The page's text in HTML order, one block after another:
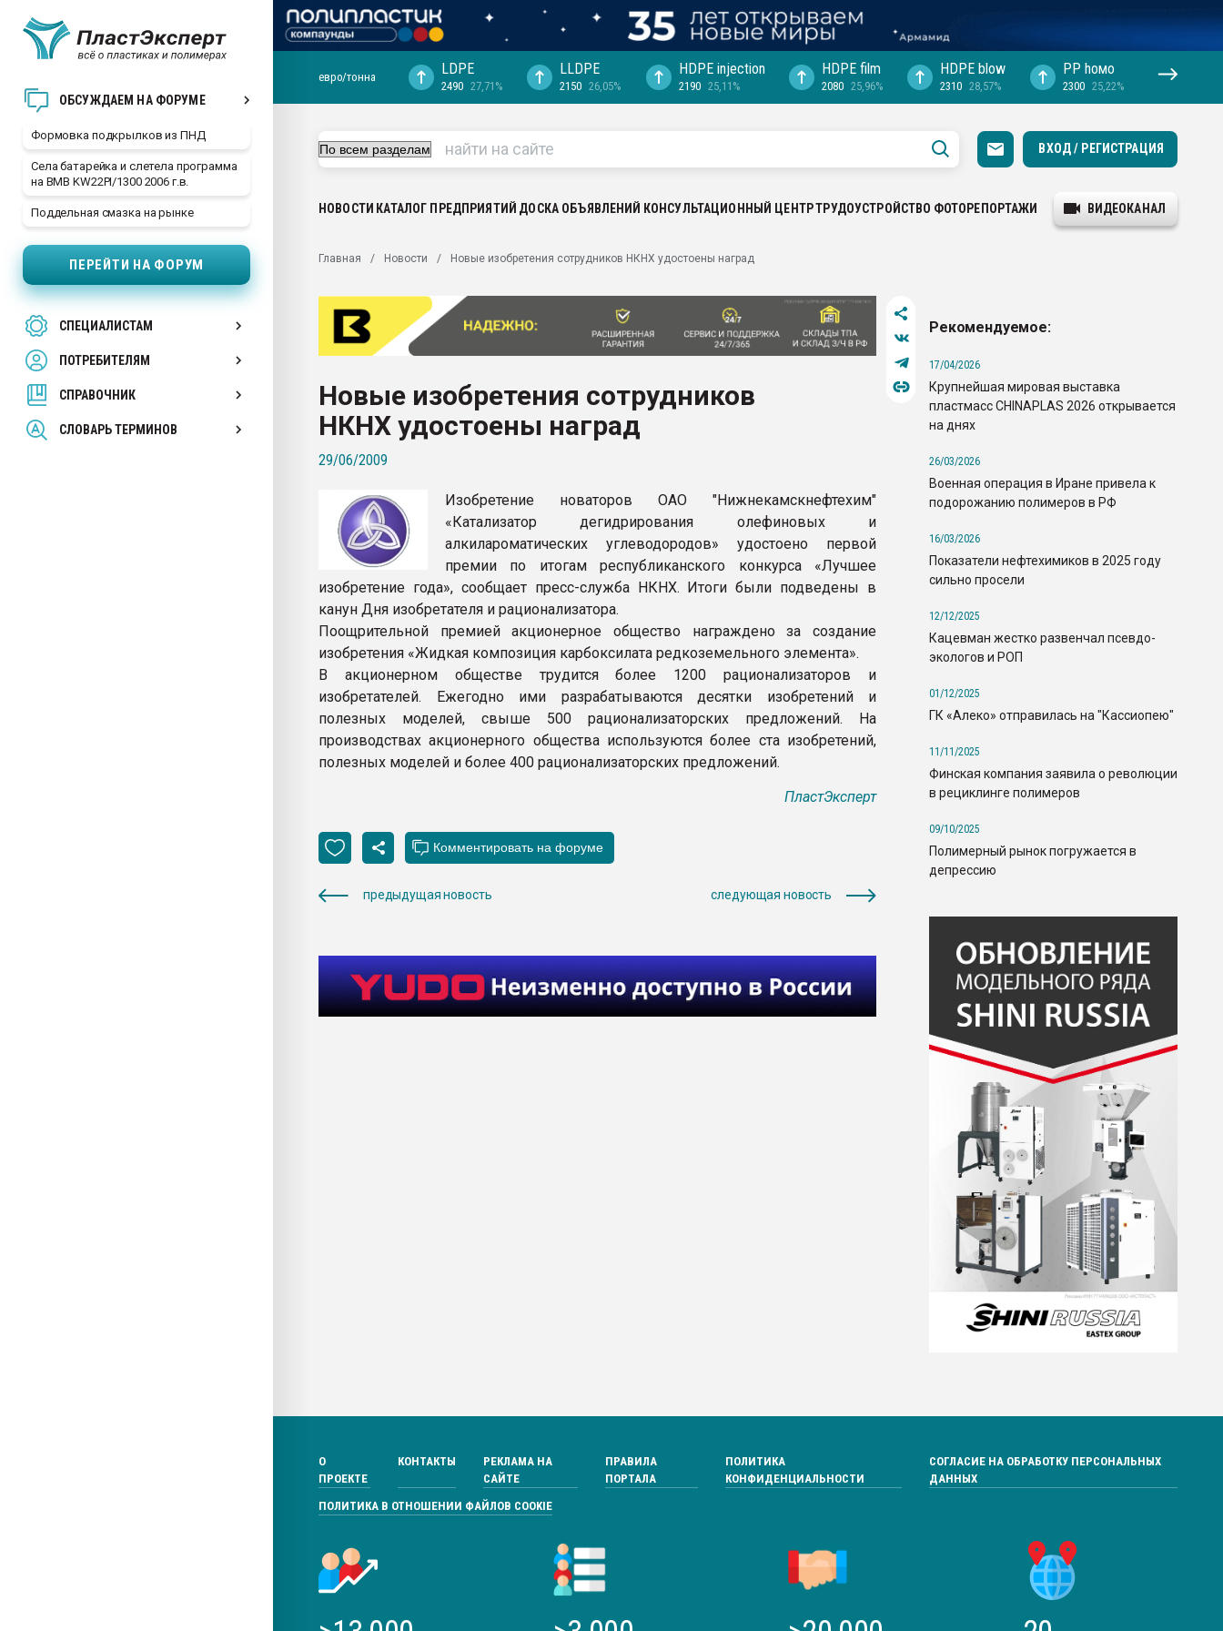
ОБСУЖДАЕМ НА ФОРУМЕ
Формовка подкрылков из ПНД
Села батарейка и слетела программа
на BMB KW22PI/1300 2006 г.в.
Поддельная смазка на рынке
ПЕРЕЙТИ НА ФОРУМ
СПЕЦИАЛИСТАМ
ПОТРЕБИТЕЛЯМ
СПРАВОЧНИК
СЛОВАРЬ ТЕРМИНОВ
29.07.2026 ФРП помог "Ижевскому
Вакуум-формовочные машины:
28.07.2026 Автоматизация выходит на
первый план в переработке
пластмасс
ситуацией на строительном рынке
Всё, что касается выдува ПЭТ
бутылок
ПЕРЕЙТИ НА ФОРУМ
евро/тонна LDPE
2490 27,71%
LLDPE
2150 26,05%
HDPE injection
2190 25,11%
HDPE film
2080 25,96%
HDPE blow
2310 28,57%
PP hомо
2300 25,22%
ВХОД / РЕГИСТРАЦИЯ
НОВОСТИ КАТАЛОГ ПРЕДПРИЯТИЙ ДОСКА ОБЪЯВЛЕНИЙ КОНСУЛЬТАЦИОННЫЙ ЦЕНТРТРУДОУСТРОЙСТВО ФОТОРЕПОРТАЖИ ВИДЕОКАНАЛ
Главная Новости Новые изобретения сотрудников НКНХ удостоены наград
Новые изобретения сотрудников
НКНХ удостоены наград
29/06/2009
Изобретение новаторов ОАО "Нижнекамскнефтехим"
«Катализатор дегидрирования олефиновых и
алкилароматических углеводородов» удостоено первой
премии по итогам республиканского конкурса «Лучшее
изобретение года», сообщает пресс-служба НКНХ. Итоги были подведены в
канун Дня изобретателя и рационализатора.
Поощрительной премией акционерное общество награждено за создание
изобретения «Жидкая композиция карбоксилата редкоземельного элемента».
В акционерном обществе трудится более 1200 рационализаторов и
изобретателей. Ежегодно ими разрабатываются десятки изобретений и
полезных моделей, свыше 500 рационализаторских предложений. На
производствах акционерного общества используются более ста изобретений,
полезных моделей и более 400 рационализаторских предложений.
ПластЭксперт
предыдущая новость следующая новость
Рекомендуемое:
17/04/2026
Крупнейшая мировая выставка
пластмасс CHINAPLAS 2026 открывается
на днях
26/03/2026
Военная операция в Иране привела к
подорожанию полимеров в РФ
16/03/2026
Показатели нефтехимиков в 2025 году
сильно просели
12/12/2025
Кацевман жестко развенчал псевдо-
экологов и РОП
01/12/2025
ГК «Алеко» отправилась на "Кассиопею"
11/11/2025
Финская компания заявила о революции
в рециклинге полимеров
09/10/2025
Полимерный рынок погружается в
депрессию
О
ПРОЕКТЕ
КОНТАКТЫ
РЕКЛАМА НА
САЙТЕ
ПРАВИЛА
ПОРТАЛА
ПОЛИТИКА
КОНФИДЕНЦИАЛЬНОСТИ
СОГЛАСИЕ НА ОБРАБОТКУ ПЕРСОНАЛЬНЫХ
ДАННЫХ
ПОЛИТИКА В ОТНОШЕНИИ ФАЙЛОВ COOKIE